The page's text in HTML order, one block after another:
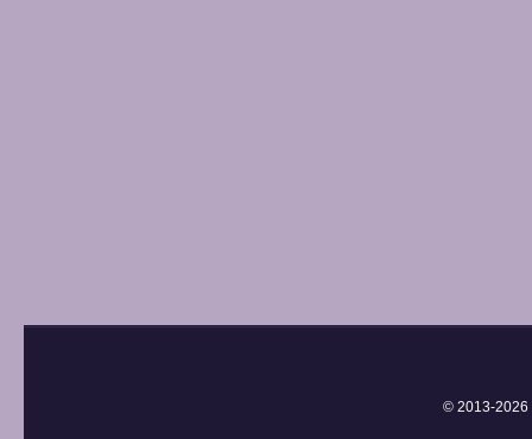
© 2013-2026